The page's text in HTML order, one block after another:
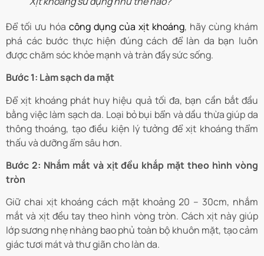
Để tối ưu hóa công dụng của xịt khoáng, hãy cùng khám
phá các bước thực hiện đúng cách để làn da bạn luôn
được chăm sóc khỏe mạnh và tràn đầy sức sống.
Bước 1: Làm sạch da mặt
Để xịt khoáng phát huy hiệu quả tối đa, bạn cần bắt đầu
bằng việc làm sạch da. Loại bỏ bụi bẩn và dầu thừa giúp da
thông thoáng, tạo điều kiện lý tưởng để xịt khoáng thẩm
thấu và dưỡng ẩm sâu hơn.
Bước 2: Nhắm mắt và xịt đều khắp mặt theo hình vòng
tròn
Giữ chai xịt khoáng cách mặt khoảng 20 – 30cm, nhắm
mắt và xịt đều tay theo hình vòng tròn. Cách xịt này giúp
lớp sương nhẹ nhàng bao phủ toàn bộ khuôn mặt, tạo cảm
giác tươi mát và thư giãn cho làn da.